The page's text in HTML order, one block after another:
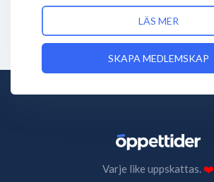
LÄS MER
SKAPA MEDLEMSKAP
Varje like uppskattas.❤️